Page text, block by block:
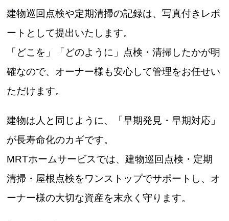
建物巡回点検や定期清掃の記録は、写真付きレポ
ートとして提出いたします。
「どこを」「どのように」点検・清掃したかが明
確なので、オーナー様も安心して管理をお任せい
ただけます。
建物は人と同じように、「早期発見・早期対応」
が長寿命化のカギです。
MRTホームサービスでは、建物巡回点検・定期
清掃・屋根点検をワンストップでサポートし、オ
ーナー様の大切な資産を末永く守ります。